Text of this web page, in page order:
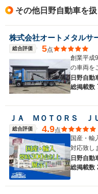
その他日野自動車を
株式会社オートメタルサ
総合評価 5点
創業平成
の車両を
日野自動
総掲載数
ＪＡ ＭＯＴＯＲＳ Ｊ
総合評価 4.9点
国産・輸
対応致し
日野自動
総掲載数